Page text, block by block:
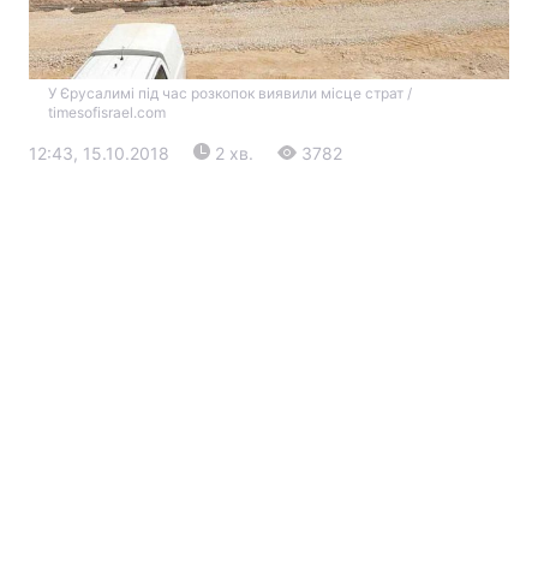
У Єрусалимі під час розкопок виявили місце страт /
timesofisrael.com
12:43, 15.10.2018 2 хв. 3782